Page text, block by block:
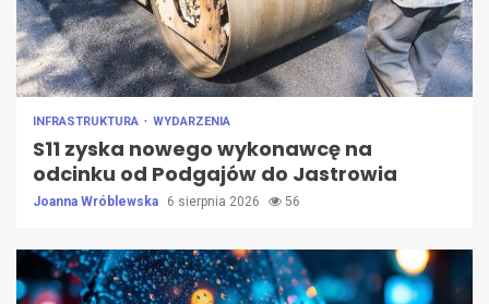
INFRASTRUKTURA WYDARZENIA
S11 zyska nowego wykonawcę na
odcinku od Podgajów do Jastrowia
Joanna Wróblewska 6 sierpnia 2026 56